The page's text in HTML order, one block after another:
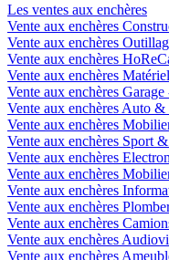
Les ventes aux enchères
Vente aux enchères
Vente aux enchères
Vente aux enchères
Vente aux enchères
Vente aux enchères Garage
Vente aux enchères Auto
Vente aux enchères
Vente aux enchères Sport
Vente aux enchères
Vente aux enchères
Vente aux enchères
Vente aux enchères
Vente aux enchères
Vente aux enchères
Vente aux enchères